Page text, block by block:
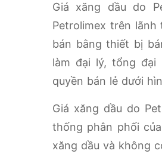
Giá xăng dầu do
Petrolimex trên lãnh
bán bằng thiết bị
làm đại lý, tổng đại
quyền bán lẻ dưới
Giá xăng dầu do
thống phân phối
xăng dầu và không